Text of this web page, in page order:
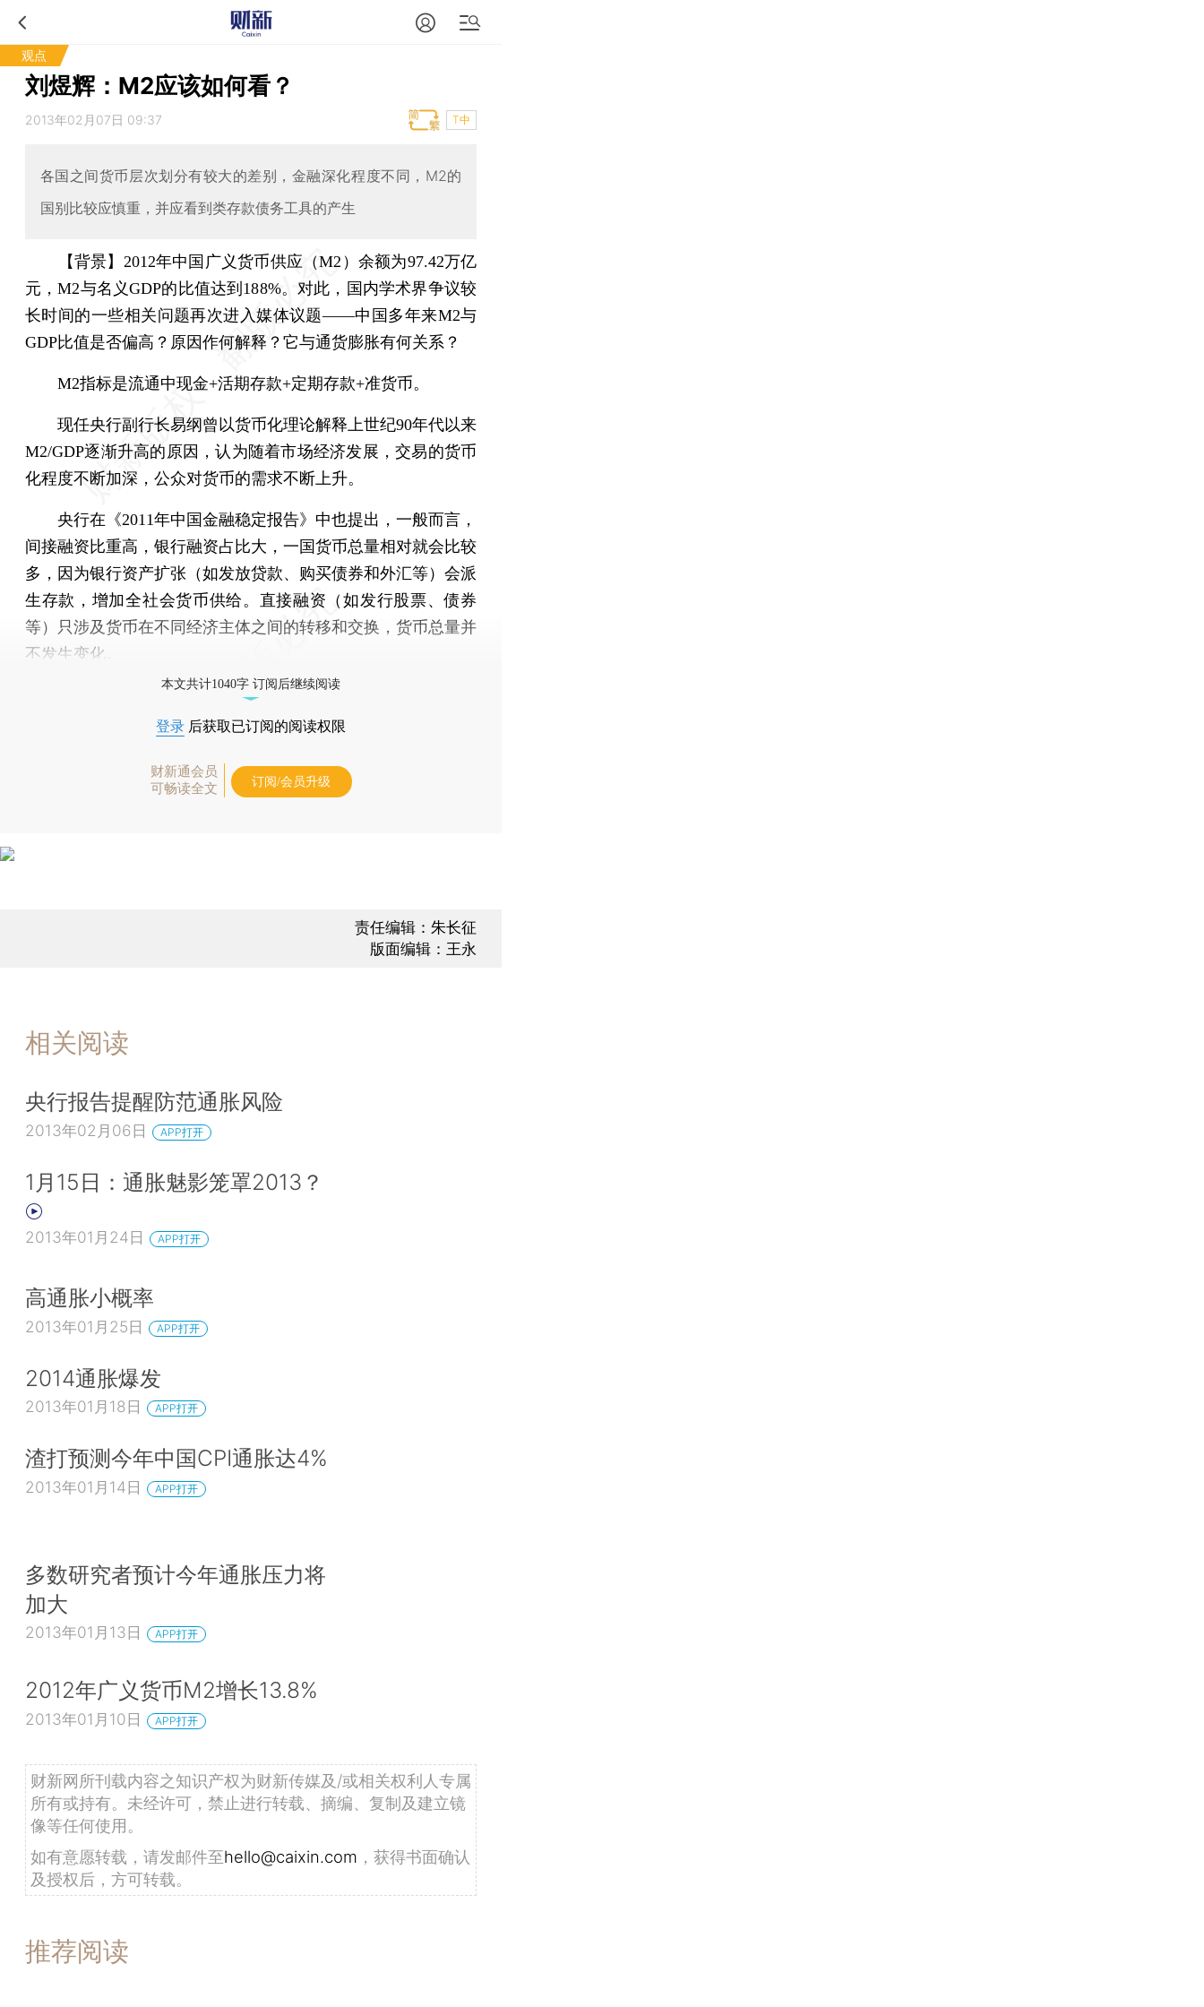
观点
刘煜辉：M2应该如何看？
2013年02月07日 09:37 T中
各国之间货币层次划分有较大的差别，金融深化程度不同，M2的
国别比较应慎重，并应看到类存款债务工具的产生
【背景】2012年中国广义货币供应（M2）余额为97.42万亿
元，M2与名义GDP的比值达到188%。对此，国内学术界争议较
长时间的一些相关问题再次进入媒体议题——中国多年来M2与
GDP比值是否偏高？原因作何解释？它与通货膨胀有何关系？
M2指标是流通中现金+活期存款+定期存款+准货币。
现任央行副行长易纲曾以货币化理论解释上世纪90年代以来
M2/GDP逐渐升高的原因，认为随着市场经济发展，交易的货币
化程度不断加深，公众对货币的需求不断上升。
央行在《2011年中国金融稳定报告》中也提出，一般而言，
间接融资比重高，银行融资占比大，一国货币总量相对就会比较
多，因为银行资产扩张（如发放贷款、购买债券和外汇等）会派
生存款，增加全社会货币供给。直接融资（如发行股票、债券
等）只涉及货币在不同经济主体之间的转移和交换，货币总量并
不发生变化。
本文共计1040字 订阅后继续阅读
登录 后获取已订阅的阅读权限
财新通会员
可畅读全文
订阅/会员升级
责任编辑：朱长征
版面编辑：王永
相关阅读
央行报告提醒防范通胀风险
2013年02月06日 APP打开
1月15日：通胀魅影笼罩2013？
2013年01月24日 APP打开
高通胀小概率
2013年01月25日 APP打开
2014通胀爆发
2013年01月18日 APP打开
渣打预测今年中国CPI通胀达4%
2013年01月14日 APP打开
多数研究者预计今年通胀压力将
加大
2013年01月13日 APP打开
2012年广义货币M2增长13.8%
2013年01月10日 APP打开
财新网所刊载内容之知识产权为财新传媒及/或相关权利人专属
所有或持有。未经许可，禁止进行转载、摘编、复制及建立镜
像等任何使用。
如有意愿转载，请发邮件至hello@caixin.com ，获得书面确认
及授权后，方可转载。
推荐阅读